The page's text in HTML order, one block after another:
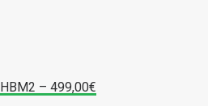
– 499,00€